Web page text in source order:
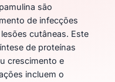
são
de infecções
cutâneas. Este
de proteínas
crescimento e
incluem o